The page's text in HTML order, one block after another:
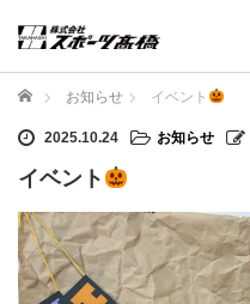
ホーム お知らせ イベント
2025.10.24 お知らせ
イベント